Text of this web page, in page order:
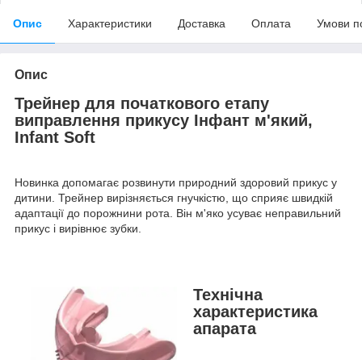
Опис Характеристики Доставка Оплата Умови
Опис
Трейнер для початкового етапу
виправлення прикусу Інфант м'який,
Infant Soft
Новинка допомагає розвинути природний здоровий прикус у
дитини. Трейнер вирізняється гнучкістю, що сприяє швидкій
адаптації до порожнини рота. Він м'яко усуває неправильний
прикус і вирівнює зубки.
Технічна
характеристика
апарата